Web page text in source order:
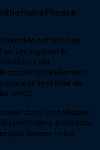
efficace
est liée à un
Les logements
isolés, ce qui,
circuler naturellement.
place un système de
(VMC).
dans l’installation
particuliers. Nous vous
pour assainir votre